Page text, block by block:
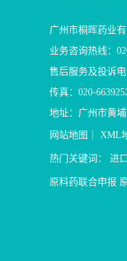
广州市桐晖药业有
业务咨询热线：
售后服务及投诉电
传真：020-
地址：广州市黄
网站地图 XML
热门关键词： 进
原料药联合申报